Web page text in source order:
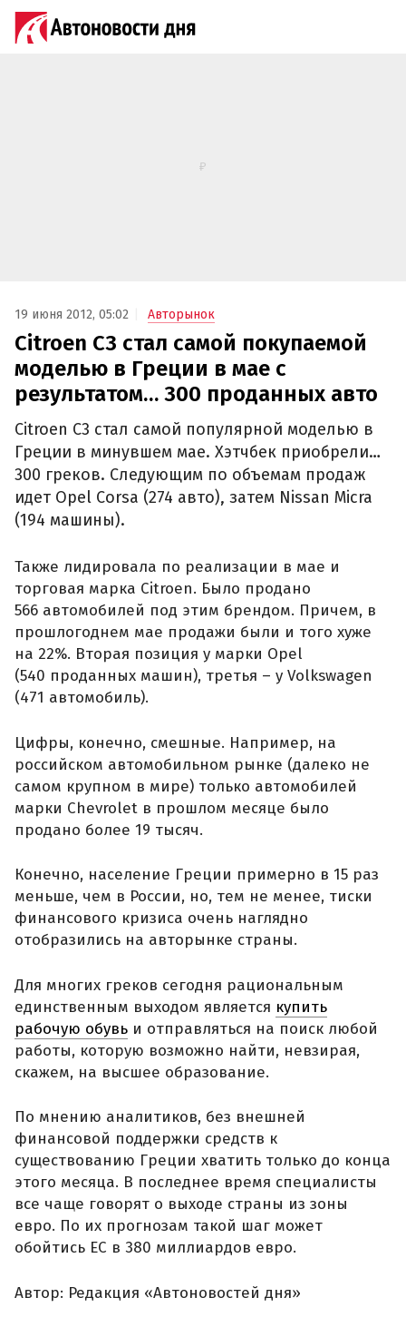
19 июня 2012, 05:02 Авторынок
Citroen C3 стал самой покупаемой
моделью в Греции в мае с
результатом… 300 проданных авто
Citroen C3 стал самой популярной моделью в
Греции в минувшем мае. Хэтчбек приобрели…
300 греков. Следующим по объемам продаж
идет Opel Corsa (274 авто), затем Nissan Micra
(194 машины).
Также лидировала по реализации в мае и
торговая марка Citroen. Было продано
566 автомобилей под этим брендом. Причем, в
прошлогоднем мае продажи были и того хуже
на 22%. Вторая позиция у марки Opel
(540 проданных машин), третья – у Volkswagen
(471 автомобиль).
Цифры, конечно, смешные. Например, на
российском автомобильном рынке (далеко не
самом крупном в мире) только автомобилей
марки Chevrolet в прошлом месяце было
продано более 19 тысяч.
Конечно, население Греции примерно в 15 раз
меньше, чем в России, но, тем не менее, тиски
финансового кризиса очень наглядно
отобразились на авторынке страны.
Для многих греков сегодня рациональным
единственным выходом является купить
рабочую обувь и отправляться на поиск любой
работы, которую возможно найти, невзирая,
скажем, на высшее образование.
По мнению аналитиков, без внешней
финансовой поддержки средств к
существованию Греции хватить только до конца
этого месяца. В последнее время специалисты
все чаще говорят о выходе страны из зоны
евро. По их прогнозам такой шаг может
обойтись ЕС в 380 миллиардов евро.
Автор: Редакция «Автоновостей дня»